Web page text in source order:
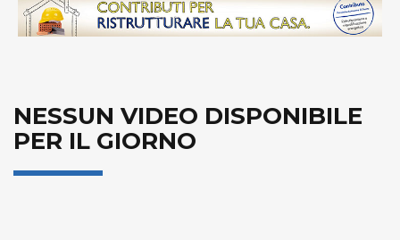
NESSUN VIDEO DISPONIBILE
PER IL GIORNO